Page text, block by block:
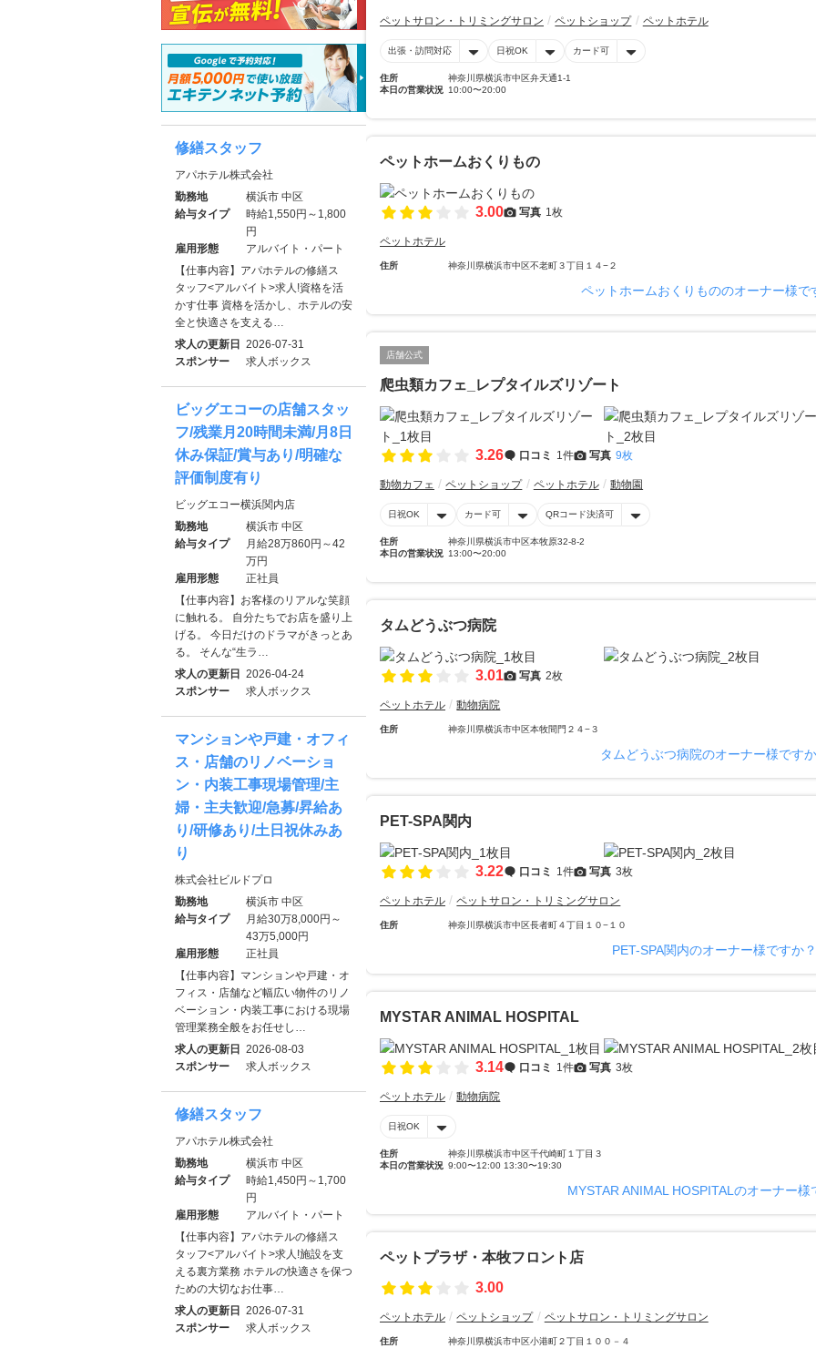
ペットサロン・トリミングサロン ペットショップ ペットホテル
出張・訪問対応 日祝OK カード可
住所
神奈川県横浜市中区弁天通1-1
本日の営業状況 10:00〜20:00
ペットホームおくりもの
3.00 写真 1枚
ペットホテル
住所 神奈川県横浜市中区不老町３丁目１４−２
ペットホームおくりもののオーナー様で
店舗公式
爬虫類カフェ_レプタイルズリゾート
3.26 口コミ 1件 写真 9枚
動物カフェ ペットショップ ペットホテル 動物園
日祝OK カード可 QRコード決済可
住所
神奈川県横浜市中区本牧原32-8-2
本日の営業状況 13:00〜20:00
タムどうぶつ病院
3.01 写真 2枚
ペットホテル 動物病院
住所 神奈川県横浜市中区本牧間門２４−３
タムどうぶつ病院のオーナー様です
PET-SPA関内
3.22 口コミ 1件 写真 3枚
ペットホテル ペットサロン・トリミングサロン
住所 神奈川県横浜市中区長者町４丁目１０−１０
PET-SPA関内のオーナー様ですか？
MYSTAR ANIMAL HOSPITAL
3.14 口コミ 1件 写真 3枚
ペットホテル 動物病院
日祝OK
住所
神奈川県横浜市中区千代崎町１丁目３
本日の営業状況 9:00〜12:00 13:30〜19:30
MYSTAR ANIMAL HOSPITALのオーナー様
ペットプラザ・本牧フロント店
3.00
ペットホテル ペットショップ ペットサロン・トリミングサロン
住所 神奈川県横浜市中区小港町２丁目１００－４
修繕スタッフ
アパホテル株式会社
勤務地
横浜市 中区
給与タイプ
時給1,550円～1,800
円
雇用形態
アルバイト・パート
【仕事内容】アパホテルの修繕ス
タッフ<アルバイト>求人!資格を活
かす仕事 資格を活かし、ホテルの安
全と快適さを支える…
求人の更新日 2026-07-31
スポンサー
求人ボックス
ビッグエコーの店舗スタッ
フ/残業月20時間未満/月8日
休み保証/賞与あり/明確な
評価制度有り
ビッグエコー横浜関内店
勤務地
横浜市 中区
給与タイプ
月給28万860円～42
万円
雇用形態
正社員
【仕事内容】お客様のリアルな笑顔
に触れる。 自分たちでお店を盛り上
げる。 今日だけのドラマがきっとあ
る。 そんな“生ラ…
求人の更新日 2026-04-24
スポンサー
求人ボックス
マンションや戸建・オフィ
ス・店舗のリノベーショ
ン・内装工事現場管理/主
婦・主夫歓迎/急募/昇給あ
り/研修あり/土日祝休みあ
り
株式会社ビルドプロ
勤務地
横浜市 中区
給与タイプ
月給30万8,000円～
43万5,000円
雇用形態
正社員
【仕事内容】マンションや戸建・オ
フィス・店舗など幅広い物件のリノ
ベーション・内装工事における現場
管理業務全般をお任せし…
求人の更新日 2026-08-03
スポンサー
求人ボックス
修繕スタッフ
アパホテル株式会社
勤務地
横浜市 中区
給与タイプ
時給1,450円～1,700
円
雇用形態
アルバイト・パート
【仕事内容】アパホテルの修繕ス
タッフ<アルバイト>求人!施設を支
える裏方業務 ホテルの快適さを保つ
ための大切なお仕事…
求人の更新日 2026-07-31
スポンサー
求人ボックス